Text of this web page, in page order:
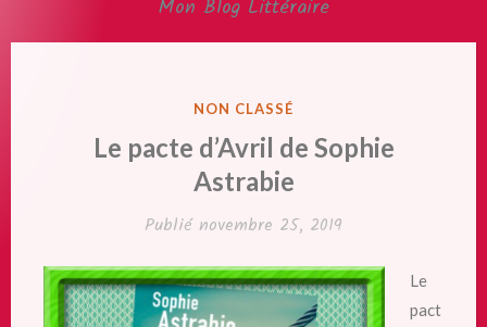
Mon Blog Littéraire
PUBLIÉ
NON CLASSÉ
Le pacte d’Avril de Sophie
Astrabie
Publié novembre 25, 2019
Le
pact